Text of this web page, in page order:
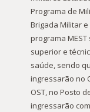
Programa de
Brigada Militar e
programa
superior e
saúde, sendo
ingressarão no
OST, no Posto
ingressarão